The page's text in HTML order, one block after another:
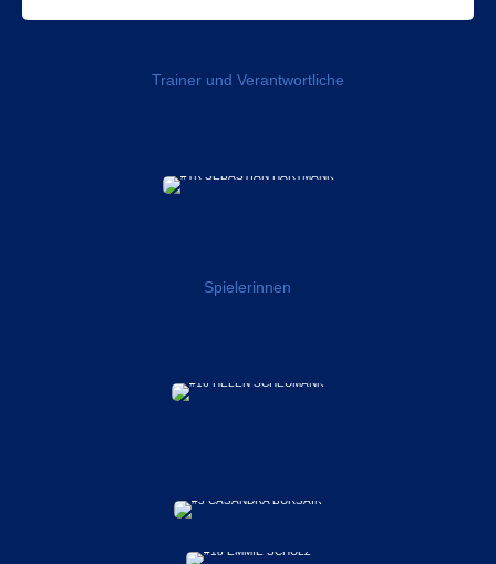
Trainer und Verantwortliche
Spielerinnen